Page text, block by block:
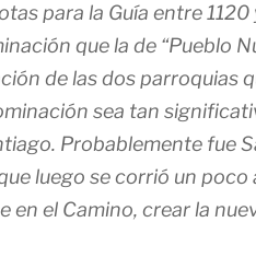
para la Guía entre
que la de “Pueblo
de las dos parroquias
sea tan
Probablemente fue
luego se corrió un poco
en el Camino, crear la